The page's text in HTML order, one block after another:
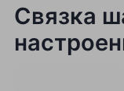
Связка